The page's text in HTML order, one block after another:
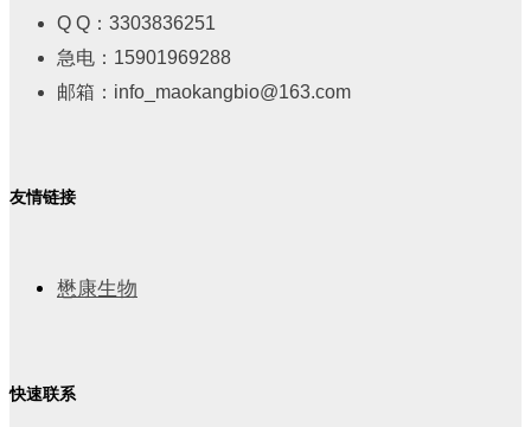
Q Q：3303836251
急电：15901969288
邮箱：info_maokangbio@163.com
友情链接
懋康生物
快速联系